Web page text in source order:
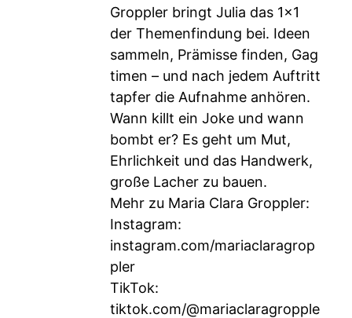
Groppler bringt Julia das 1×1
der Themenfindung bei. Ideen
sammeln, Prämisse finden, Gag
timen – und nach jedem Auftritt
tapfer die Aufnahme anhören.
Wann killt ein Joke und wann
bombt er? Es geht um Mut,
Ehrlichkeit und das Handwerk,
große Lacher zu bauen.
Mehr zu Maria Clara Groppler:
Instagram:
instagram.com/mariaclaragrop
pler
TikTok:
tiktok.com/@mariaclaragropple